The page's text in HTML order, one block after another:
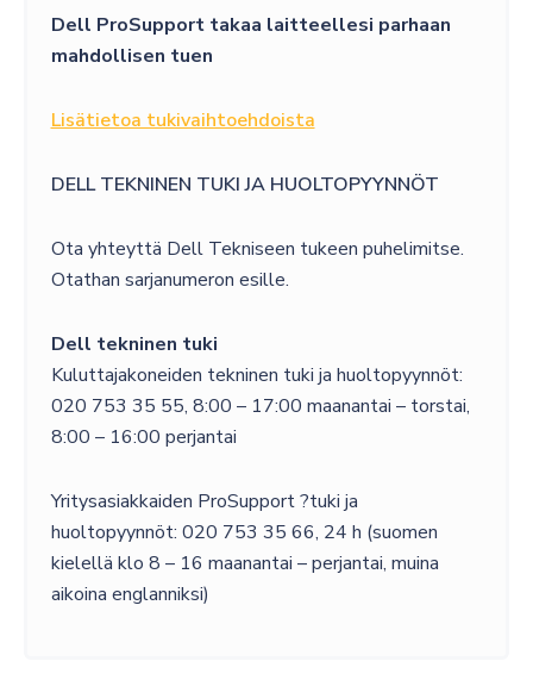
24/7
UPGRADE
Dell ProSupport takaa laitteellesi parhaan
mahdollisen tuen
Lisätietoa tukivaihtoehdoista
DELL TEKNINEN TUKI JA HUOLTOPYYNNÖT
Ota yhteyttä Dell Tekniseen tukeen puhelimitse.
Otathan sarjanumeron esille.
Dell tekninen tuki
Kuluttajakoneiden tekninen tuki ja huoltopyynnöt:
020 753 35 55, 8:00 – 17:00 maanantai – torstai,
8:00 – 16:00 perjantai
Yritysasiakkaiden ProSupport ?tuki ja
huoltopyynnöt: 020 753 35 66, 24 h (suomen
kielellä klo 8 – 16 maanantai – perjantai, muina
aikoina englanniksi)